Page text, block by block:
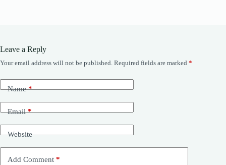
Leave a Reply
Your email address will not be published. Required fields are marked *
Name*
Email*
Website
Add Comment *